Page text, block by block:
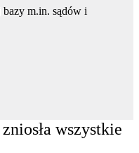
bazy m.in. sądów i
wszystkie